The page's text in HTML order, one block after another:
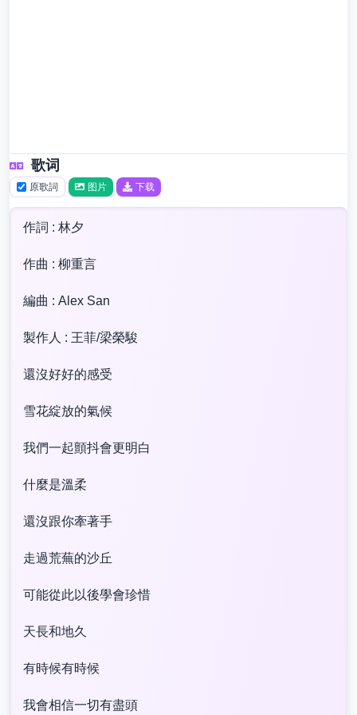
歌词
原歌詞 图片 下载
作詞 : 林夕
作曲 : 柳重言
編曲 : Alex San
製作人 : 王菲/梁榮駿
還沒好好的感受
雪花綻放的氣候
我們一起顫抖會更明白
什麼是溫柔
還沒跟你牽著手
走過荒蕪的沙丘
可能從此以後學會珍惜
天長和地久
有時候有時候
我會相信一切有盡頭